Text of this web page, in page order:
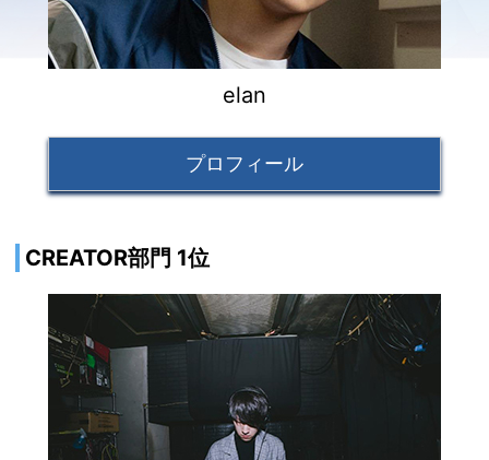
elan
プロフィール
CREATOR部門 1位